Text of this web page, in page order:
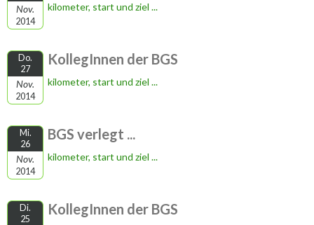
Nov.
2014
kilometer, start und ziel ...
Do.
27
Nov.
2014
KollegInnen der BGS
kilometer, start und ziel ...
Mi.
26
Nov.
2014
BGS verlegt ...
kilometer, start und ziel ...
Di.
25
KollegInnen der BGS